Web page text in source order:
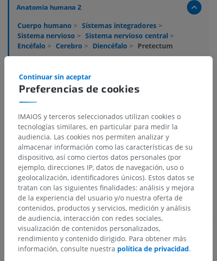
Anatomía humana 2
Cuerpo humano > Sistemas integradores >
Sistema nervioso > Sistema nervioso central >
Encéfalo > Cerebro > Diencéfalo > Pretectum
Núcleos pretectales
Núcleo de la comisural posterior
Núcleos accesorios del tracto óptico
Anatomía humana 1
Neuroanatomía humana
Traducciones
Preferencias de cookies
Continuar sin aceptar
IMAIOS y terceros seleccionados utilizan cookies o
tecnologías similares, en particular para medir la
audiencia. Las cookies nos permiten analizar y
almacenar información como las características de su
dispositivo, así como ciertos datos personales (por
ejemplo, direcciones IP, datos de navegación, uso o
geolocalización, identificadores únicos). Estos datos se
tratan con las siguientes finalidades: análisis y mejora
de la experiencia del usuario y/o nuestra oferta de
contenidos, productos y servicios, medición y análisis
de audiencia, interacción con redes sociales,
visualización de contenidos personalizados,
rendimiento y contenido dirigido. Para obtener más
información, consulte nuestra política de privacidad.